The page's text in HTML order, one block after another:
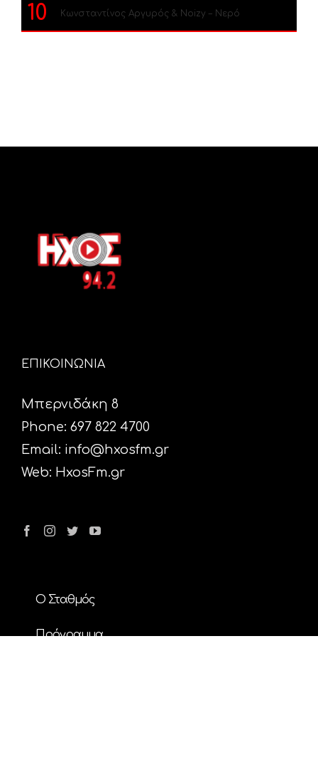
10 Κωνσταντίνος Αργυρός & Noizy – Νερό
ΕΠΙΚΟΙΝΩΝΙΑ
Μπερνιδάκη 8
Phone: 697 822 4700
Email: info@hxosfm.gr
Web: HxosFm.gr
Ο Σταθμός
Πρόγραμμα